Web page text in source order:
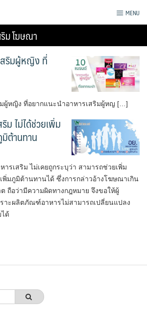
MENU
ม โฆษณา
สริมผู้หญิง ที่
ผู้หญิง ที่อยากแนะนำอาหารเสริมผู้หญ […]
ม ไม่ได้ช่วยเพิ่ม
ต้านทาน
ารเสริม ไม่เคยถูกระบุว่า สามารถช่วยเพิ่ม
พิ่มภูมิต้านทานได้ ซึ่งการกล่าวอ้างโฆษณาเกิน
ถือว่ามีความผิดทางกฎหมาย จึงขอให้ผู้
าะผลิตภัณฑ์อาหารไม่สามารถเปลี่ยนแปลง
ด้